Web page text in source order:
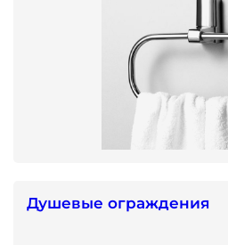
Душевые ограждения